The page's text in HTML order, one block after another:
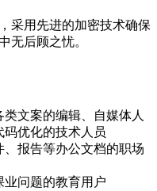
采用先进的加密技术确保
无后顾之忧。
文案的编辑、自媒体人
优化的技术人员
报告等办公文档的职场
问题的教育用户